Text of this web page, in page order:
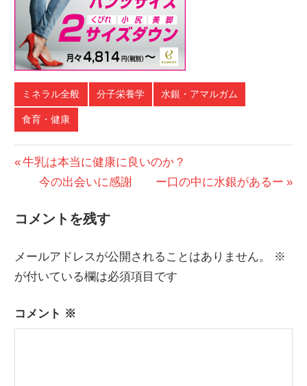
ミネラル全般 分子栄養学 水銀・アマルガム
食育・健康
投
ナ
ゲ
シ
前
稿:
牛乳は本当に健康に良いのか？
次
投
今の出会いに感謝 ー口の中に水銀があるー
コメントを残す
メールアドレスが公開されることはありません。
※
が付いている欄は必須項目です
コメント ※